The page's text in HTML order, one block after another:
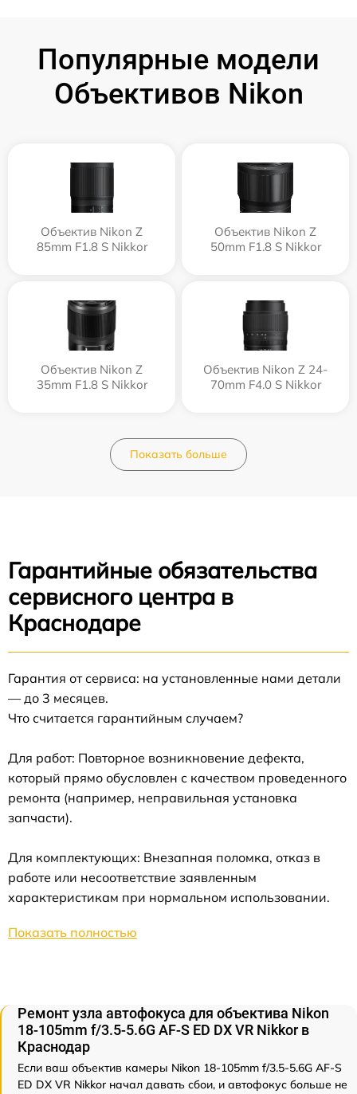
Популярные модели
Объективов Nikon
Объектив Nikon Z
85mm F1.8 S Nikkor
Объектив Nikon Z
50mm F1.8 S Nikkor
Объектив Nikon Z
35mm F1.8 S Nikkor
Объектив Nikon Z 24-
70mm F4.0 S Nikkor
Показать больше
Гарантийные обязательства
сервисного центра в
Краснодаре
Гарантия от сервиса: на установленные нами детали
— до 3 месяцев.
Что считается гарантийным случаем?
Для работ: Повторное возникновение дефекта,
который прямо обусловлен с качеством проведенного
ремонта (например, неправильная установка
запчасти).
Для комплектующих: Внезапная поломка, отказ в
работе или несоответствие заявленным
характеристикам при нормальном использовании.
Показать полностью
Ремонт узла автофокуса для объектива Nikon
18-105mm f/3.5-5.6G AF-S ED DX VR Nikkor в
Краснодар
Если ваш объектив камеры Nikon 18-105mm f/3.5-5.6G AF-S
ED DX VR Nikkor начал давать сбои, и автофокус больше не